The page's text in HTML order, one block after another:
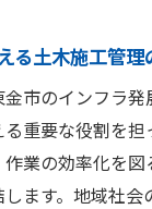
る土木施工管理
市のインフラ発
重要な役割を担
業の効率化を図
ます。地域社会